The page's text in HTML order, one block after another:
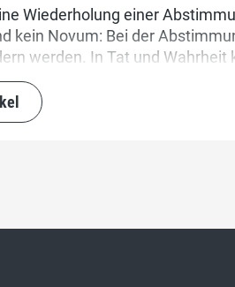
Wiederholung einer
kein Novum: Bei der
werden. In Tat und Wahrheit